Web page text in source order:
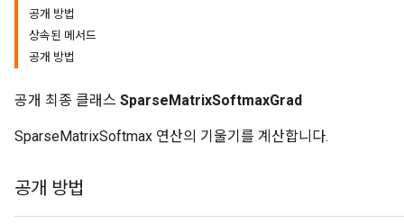
공개 방법
상속된 메서드
공개 방법
공개 최종 클래스 SparseMatrixSoftmaxGrad
SparseMatrixSoftmax 연산의 기울기를 계산합니다.
공개 방법